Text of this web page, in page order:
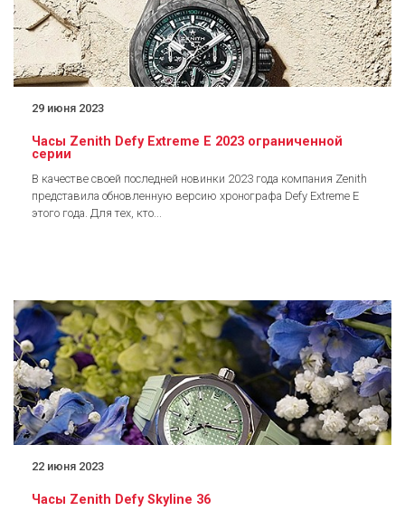
29 июня 2023
Часы Zenith Defy Extreme E 2023 ограниченной
серии
В качестве своей последней новинки 2023 года компания Zenith
представила обновленную версию хронографа Defy Extreme E
этого года. Для тех, кто...
22 июня 2023
Часы Zenith Defy Skyline 36